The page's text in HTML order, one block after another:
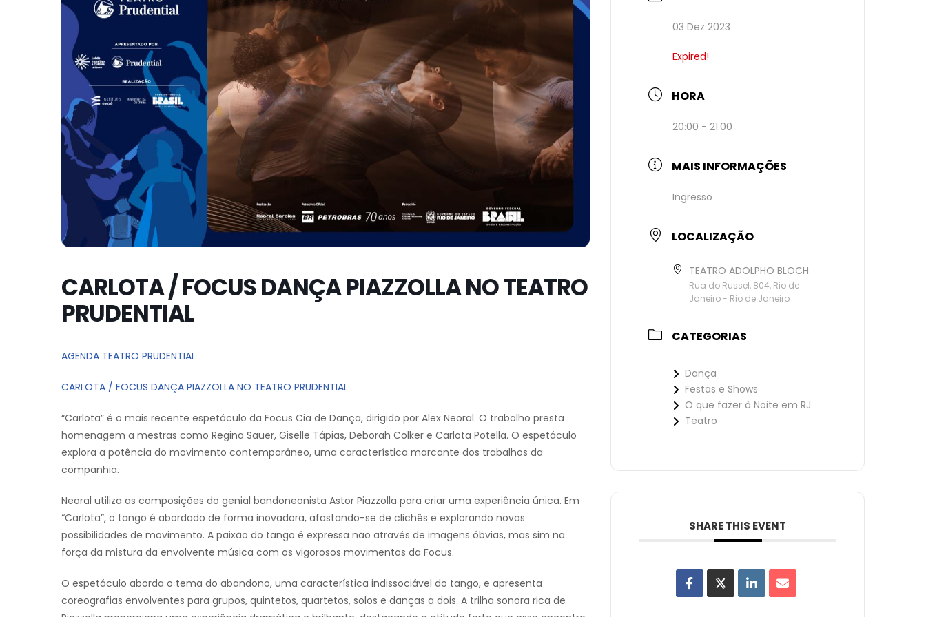
CARLOTA / FOCUS DANÇA PIAZZOLLA NO TEATRO
PRUDENTIAL
AGENDA TEATRO PRUDENTIAL
CARLOTA / FOCUS DANÇA PIAZZOLLA NO TEATRO PRUDENTIAL
“Carlota” é o mais recente espetáculo da Focus Cia de Dança, dirigido por Alex Neoral. O trabalho presta
homenagem a mestras como Regina Sauer, Giselle Tápias, Deborah Colker e Carlota Potella. O espetáculo
explora a potência do movimento contemporâneo, uma característica marcante dos trabalhos da
companhia.
Neoral utiliza as composições do genial bandoneonista Astor Piazzolla para criar uma experiência única. Em
“Carlota”, o tango é abordado de forma inovadora, afastando-se de clichês e explorando novas
possibilidades de movimento. A paixão do tango é expressa não através de imagens óbvias, mas sim na
força da mistura da envolvente música com os vigorosos movimentos da Focus.
O espetáculo aborda o tema do abandono, uma característica indissociável do tango, e apresenta
coreografias envolventes para grupos, quintetos, quartetos, solos e danças a dois. A trilha sonora rica de
03 Dez 2023
Expired!
HORA
20:00 - 21:00
MAIS INFORMAÇÕES
Ingresso
LOCALIZAÇÃO
TEATRO ADOLPHO BLOCH
Rua do Russel, 804, Rio de
Janeiro - Rio de Janeiro
CATEGORIAS
Dança
Festas e Shows
O que fazer à Noite em RJ
Teatro
SHARE THIS EVENT